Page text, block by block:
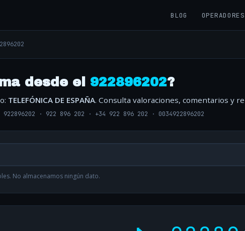
BLOG OPERADORES
desde el 922896202?
TELEFÓNICA DE ESPAÑA. Consulta valoraciones, comentarios y
922896202 · 922 896 202 · +34 922 896 202 · 0034922896202
No almacenamos ningún dato.